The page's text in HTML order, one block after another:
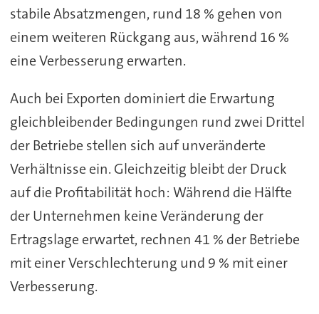
stabile Absatzmengen, rund 18 % gehen von
einem weiteren Rückgang aus, während 16 %
eine Verbesserung erwarten.
Auch bei Exporten dominiert die Erwartung
gleichbleibender Bedingungen rund zwei Drittel
der Betriebe stellen sich auf unveränderte
Verhältnisse ein. Gleichzeitig bleibt der Druck
auf die Profitabilität hoch: Während die Hälfte
der Unternehmen keine Veränderung der
Ertragslage erwartet, rechnen 41 % der Betriebe
mit einer Verschlechterung und 9 % mit einer
Verbesserung.